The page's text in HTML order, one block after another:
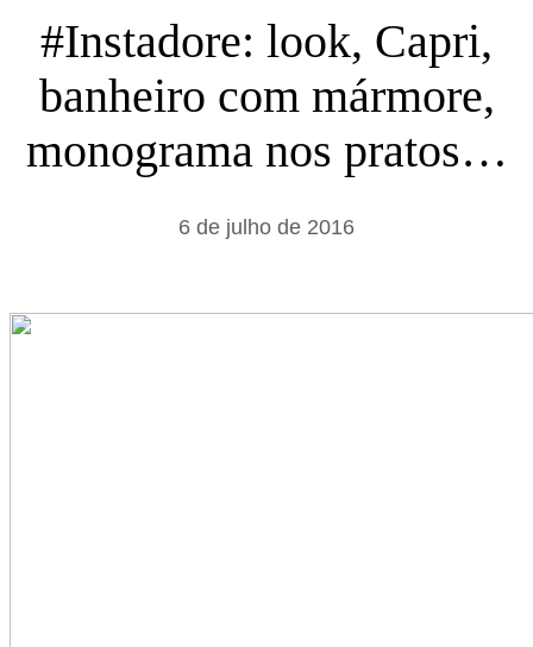
a
r
#Instadore: look, Capri,
banheiro com mármore,
monograma nos pratos…
6 de julho de 2016